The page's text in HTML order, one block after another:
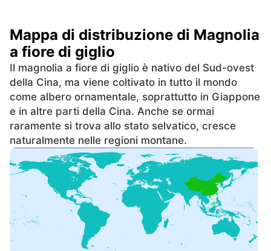
Mappa di distribuzione di Magnolia
a fiore di giglio
Il magnolia a fiore di giglio è nativo del Sud-ovest
della Cina, ma viene coltivato in tutto il mondo
come albero ornamentale, soprattutto in Giappone
e in altre parti della Cina. Anche se ormai
raramente si trova allo stato selvatico, cresce
naturalmente nelle regioni montane.